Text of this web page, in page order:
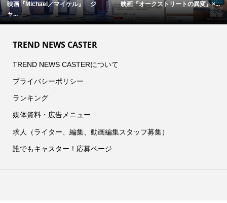
映画『Michael／マイケル』 ジ
ャ...
映画『オークストリートの異変』×...
TREND NEWS CASTER
TREND NEWS CASTERについて
プライバシーポリシー
ランキング
媒体資料・広告メニュー
求人（ライター、編集、動画編集スタッフ募集）
誰でもキャスター！応募ページ